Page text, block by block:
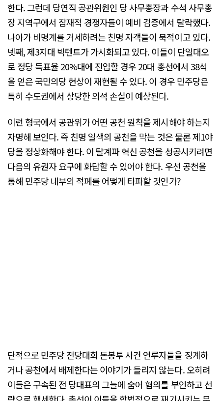
한다. 그런데 당연직 공관위원인 당 사무총장과 수석 사무총
장 지역구에서 잠재적 경쟁자들이 예비 검증에서 탈락했다.
나아가 비명계를 거세하려는 친명 자객들이 북적이고 있다.
넷째, 제3지대 빅텐트가 가시화되고 있다. 이들이 단일대오
로 정당 득표율 20%대에 진입할 경우 20대 총선에서 38석
을 얻은 국민의당 현상이 재현될 수 있다. 이 경우 민주당은
특히 수도권에서 상당한 의석 손실이 예상된다.
이런 형국에서 공관위가 어떤 공천 원칙을 제시해야 하는지
자명해 보인다. 즉 친명 일색의 공천을 막는 것은 물론 제1야
당을 정상화해야 한다. 이 탈계파 혁신 공천을 성공시키려면
다음의 유권자 요구에 화답할 수 있어야 한다. 우선 공천을
통해 민주당 내부의 적폐를 어떻게 타파할 것인가?
단적으로 민주당 전당대회 돈봉투 사건 연루자들을 징계하
거나 공천에서 배제한다는 이야기가 들리지 않는다. 오히려
이들은 구속된 전 당대표의 그늘에 숨어 혐의를 부인하고 선